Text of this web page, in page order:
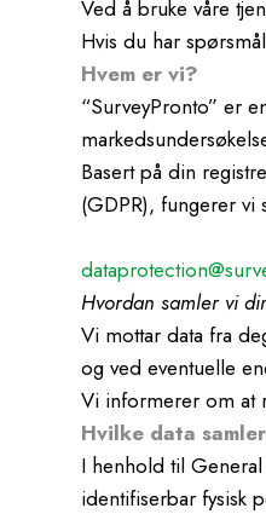
Ved å bruke våre
Hvis du har
Hvem er vi?
“SurveyPronto” er
Basert på din
(GDPR), fungerer vi
Hvordan samler vi
Vi mottar data fra
og ved eventuelle
Vi informerer om at
Hvilke data
I henhold til
identifiserbar fysisk